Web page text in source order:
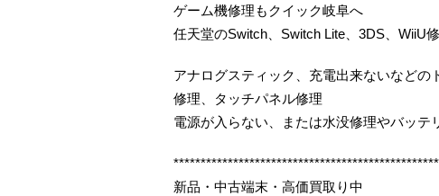
ゲーム機修理もクイック岐阜へ
任天堂のSwitch、Switch Lite、3DS、WiiU
アナログスティック、充電出来ないなど
修理、タッチパネル修理
電源が入らない、または水没修理やバッテ
新品・中古端末・高価買取り中